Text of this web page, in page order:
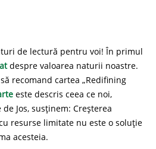
de lectură pentru voi! În primul
despre valoarea naturii noastre.
recomand cartea „Redifining
este descris ceea ce noi,
Jos, susținem: Creșterea
resurse limitate nu este o soluție
acesteia.